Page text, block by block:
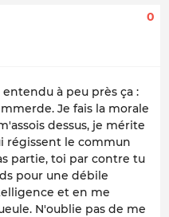
0
entendu à peu près ça :
Je fais la morale
dessus, je mérite
régissent le commun
partie, toi par contre tu
pour une débile
et en me
N'oublie pas de me